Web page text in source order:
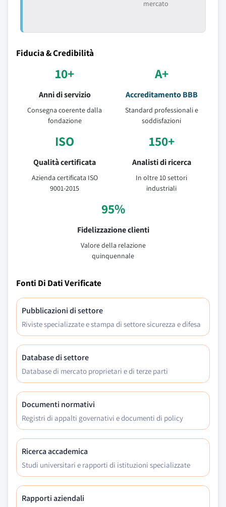
mercato
Fiducia & Credibilità
10+
Anni di servizio
Consegna coerente dalla
fondazione
A+
Accreditamento BBB
Standard professionali e
soddisfazioni
ISO
Qualità certificata
Azienda certificata ISO
9001-2015
150+
Analisti di ricerca
In oltre 10 settori
industriali
95%
Fidelizzazione clienti
Valore della relazione
quinquennale
Fonti Di Dati Verificate
Pubblicazioni di settore
Riviste specializzate e stampa di settore sicurezza e difesa
Database di settore
Database di mercato proprietari e di terze parti
Documenti normativi
Registri di appalti governativi e documenti di policy
Ricerca accademica
Studi universitari e rapporti di istituzioni specializzate
Rapporti aziendali